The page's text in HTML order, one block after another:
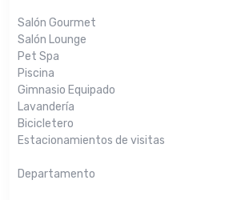
Salón Gourmet
Salón Lounge
Pet Spa
Piscina
Gimnasio Equipado
Lavandería
Bicicletero
Estacionamientos de visitas
Departamento